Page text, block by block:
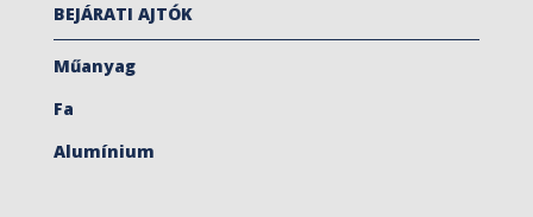
BEJÁRATI AJTÓK
Műanyag
Fa
Alumínium